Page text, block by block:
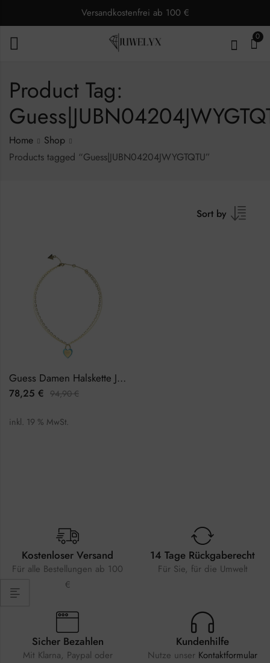
Versandkostenfrei ab 100 €
0
Product Tag:
Home
Shop
Products tagged “Guess|JUBN04204JWYGTQTU”
Sort by
Guess Damen Halskette JUBN04204JWYGTQTU
78,25 € 94,90€
inkl. 19 % MwSt.
Kostenloser Versand
Für alle Bestellungen ab 100
€
14 Tage Rückgaberecht
Für Sie, für die Umwelt
Sicher Bezahlen
Mit Klarna, Paypal oder
Kundenhilfe
Nutze unser Kontaktformular